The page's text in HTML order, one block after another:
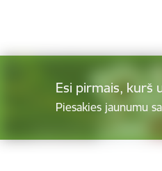
Esi pirmais, kurš
Piesakies jaunumu